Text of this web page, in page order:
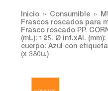
Inicio Consumible
Frascos roscados para
Frasco roscado PP.
(mL): 125. Ø int.xAl.
cuerpo: Azul con
(x 380u.)